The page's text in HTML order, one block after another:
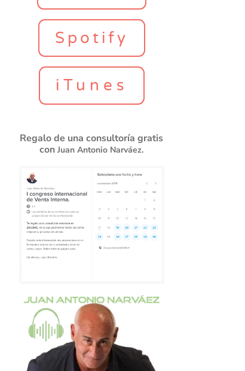
Spotify
iTunes
Regalo de una consultoría gratis
conJuan Antonio Narváez.